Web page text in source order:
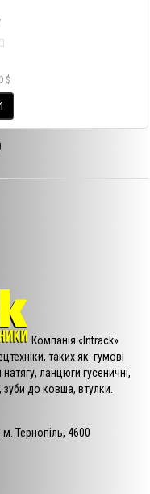
$
Компанія «Intrack»
таких як: гумові
ланцюги гусеничні,
до ковша, втулки.
Тернопіль, 4600